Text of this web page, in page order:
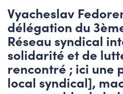
Vyacheslav
délégation du
Réseau syndical
solidarité et de
rencontré ; ici une
local syndical],